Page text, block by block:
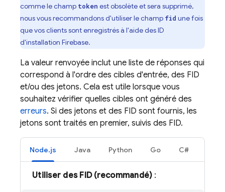
comme le champ token est obsolète et sera supprimé,
nous vous recommandons d'utiliser le champ fid une fois
que vos clients sont enregistrés à l'aide des ID
d'installation Firebase.
La valeur renvoyée inclut une liste de réponses qui
correspond à l'ordre des cibles d'entrée, des FID
et/ou des jetons. Cela est utile lorsque vous
souhaitez vérifier quelles cibles ont généré des
erreurs. Si des jetons et des FID sont fournis, les
jetons sont traités en premier, suivis des FID.
Node.js Java Python Go C#
Utiliser des FID (recommandé) :